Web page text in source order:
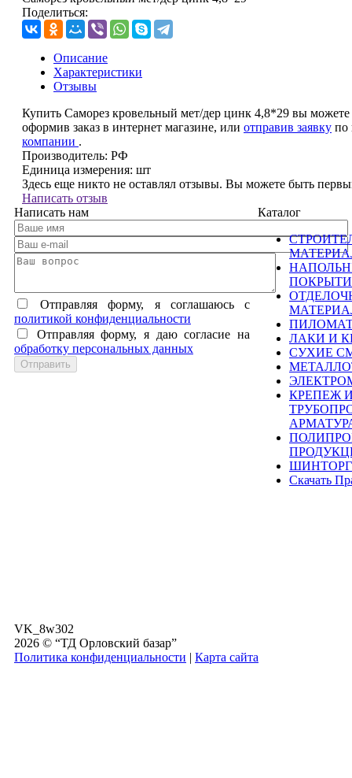
Поделиться:
Описание
Характеристики
Отзывы
Купить Саморез кровельный мет/дер цинк 4,8*29 вы
оформив заказ в интернет магазине, или отправив заявку по
компании .
Производитель: РФ
Единица измерения: шт
Здесь еще никто не оставлял отзывы. Вы можете быть
Написать отзыв
Написать нам
Отправляя форму, я соглашаюсь c
политикой конфиденциальности
Отправляя форму, я даю согласие на
обработку персональных данных
Каталог
ЛАКИ И
СУХИЕ
КРЕПЕЖ
ШИНТОРГ
Скачать
VK_8w302
2026 © “ТД Орловский базар”
Политика конфиденциальности | Карта сайта